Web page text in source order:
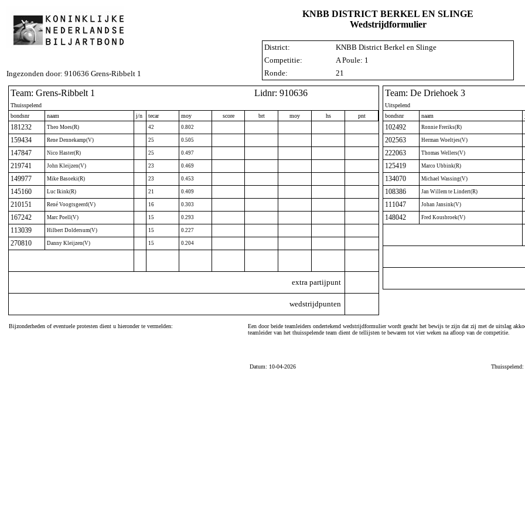
Ingezonden door: 910636 Grens-Ribbelt 1
KNBB DISTRICT BERKEL EN SLINGE
Wedstrijdformulier
District:
KNBB District Berkel en Slinge
Competitie:
A Poule: 1
Ronde:
21
Team: Grens-Ribbelt 1 Lidnr: 910636
Thuisspelend
bondsnr
naam j/n tecar moy score brt moy hs pnt
181232 Theo Moes(R) 42 0.802
159434 Rene Dennekamp(V) 25 0.505
147847 Nico Haster(R) 25 0.497
219741 John Kleijzen(V) 23 0.469
149977 Mike Basoeki(R) 23 0.453
145160 Luc Ikink(R) 21 0.409
210151 René Voogtsgeerd(V) 16 0.303
167242 Marc Poell(V) 15 0.293
113039 Hilbert Doldersum(V) 15 0.227
270810 Danny Kleijzen(V) 15 0.204
extra partijpunt
wedstrijdpunten
Team: De Driehoek 3
Uitspelend
bondsnr
naam
102492 Ronnie Freriks(R)
202563 Herman Woeltjes(V)
222063 Thomas Wellers(V)
125419 Marco Ubbink(R)
134070 Michael Wassing(V)
108386 Jan Willem te Lindert(R)
111047 Johan Jansink(V)
148042 Fred Kousbroek(V)
Bijzonderheden of eventuele protesten dient u hieronder te vermelden:
Een door beide teamleiders ondertekend wedstrijdformulier wordt geacht het bewijs te zijn dat zij met de uitslag
teamleider van het thuisspelende team dient de tellijsten te bewaren tot vier weken na afloop van de competitie.
Datum: 10-04-2026 Thuisspelend: